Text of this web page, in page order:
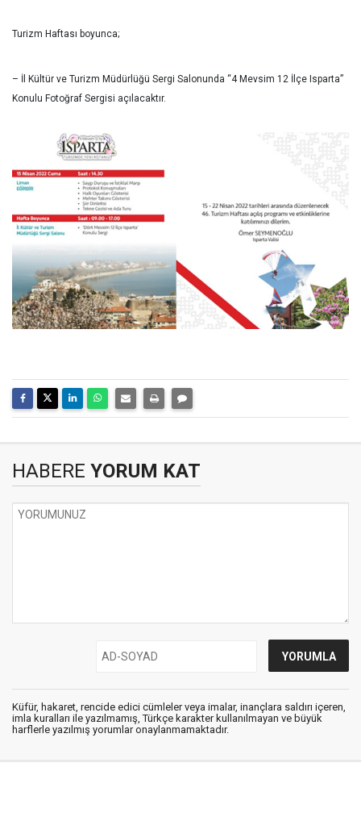
Turizm Haftası boyunca;
– İl Kültür ve Turizm Müdürlüğü Sergi Salonunda “4 Mevsim 12 İlçe Isparta”
Konulu Fotoğraf Sergisi açılacaktır.
HABERE YORUM KAT
Küfür, hakaret, rencide edici cümleler veya imalar, inançlara saldırı içeren,
imla kuralları ile yazılmamış, Türkçe karakter kullanılmayan ve büyük
harflerle yazılmış yorumlar onaylanmamaktadır.